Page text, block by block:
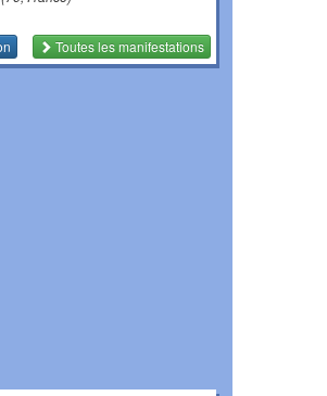
Toutes les manifestations